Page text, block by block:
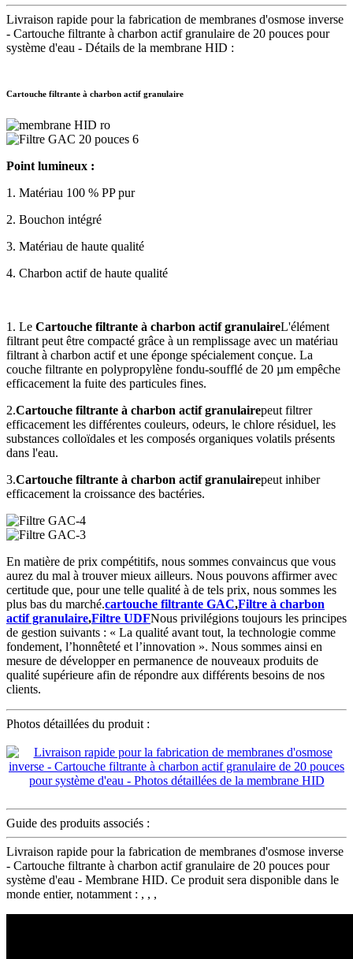
Livraison rapide pour la fabrication de membranes d'osmose inverse
- Cartouche filtrante à charbon actif granulaire de 20 pouces pour
système d'eau - Détails de la membrane HID :
Cartouche filtrante à charbon actif granulaire
Point lumineux :
1. Matériau 100 % PP pur
2. Bouchon intégré
3. Matériau de haute qualité
4. Charbon actif de haute qualité
1. Le Cartouche filtrante à charbon actif granulaireL'élément
filtrant peut être compacté grâce à un remplissage avec un matériau
filtrant à charbon actif et une éponge spécialement conçue. La
couche filtrante en polypropylène fondu-soufflé de 20 µm empêche
efficacement la fuite des particules fines.
2.Cartouche filtrante à charbon actif granulairepeut filtrer
efficacement les différentes couleurs, odeurs, le chlore résiduel, les
substances colloïdales et les composés organiques volatils présents
dans l'eau.
3.Cartouche filtrante à charbon actif granulairepeut inhiber
efficacement la croissance des bactéries.
En matière de prix compétitifs, nous sommes convaincus que vous
aurez du mal à trouver mieux ailleurs. Nous pouvons affirmer avec
certitude que, pour une telle qualité à de tels prix, nous sommes les
plus bas du marché.cartouche filtrante GAC,Filtre à charbon
actif granulaire,Filtre UDFNous privilégions toujours les principes
de gestion suivants : « La qualité avant tout, la technologie comme
fondement, l’honnêteté et l’innovation ». Nous sommes ainsi en
mesure de développer en permanence de nouveaux produits de
qualité supérieure afin de répondre aux différents besoins de nos
clients.
Photos détaillées du produit :
Guide des produits associés :
Livraison rapide pour la fabrication de membranes d'osmose inverse
- Cartouche filtrante à charbon actif granulaire de 20 pouces pour
système d'eau - Membrane HID. Ce produit sera disponible dans le
monde entier, notamment : , , ,